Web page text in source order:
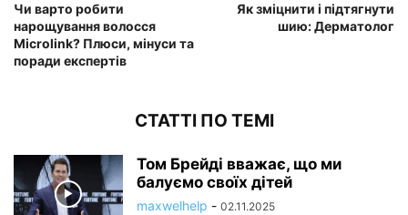
Чи варто робити
нарощування волосся
Microlink? Плюси, мінуси та
поради експертів
Як зміцнити і підтягнути
шию: Дерматолог
СТАТТІ ПО ТЕМІ
Том Брейді вважає, що ми
балуємо своїх дітей
maxwelhelp - 02.11.2025